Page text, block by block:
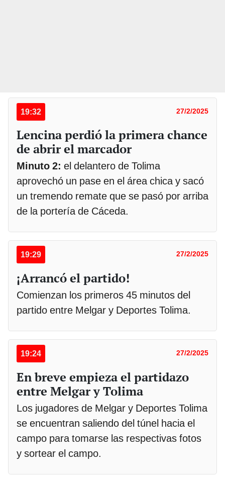
19:32 27/2/2025
Lencina perdió la primera chance
de abrir el marcador
Minuto 2: el delantero de Tolima
aprovechó un pase en el área chica y sacó
un tremendo remate que se pasó por arriba
de la portería de Cáceda.
19:29 27/2/2025
¡Arrancó el partido!
Comienzan los primeros 45 minutos del
partido entre Melgar y Deportes Tolima.
19:24 27/2/2025
En breve empieza el partidazo
entre Melgar y Tolima
Los jugadores de Melgar y Deportes Tolima
se encuentran saliendo del túnel hacia el
campo para tomarse las respectivas fotos
y sortear el campo.